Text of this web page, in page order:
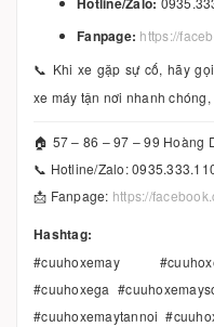
Fanpage: https://
📞 Khi xe gặp sự cố, hãy
xe máy tận nơi nhanh
🏠 57 – 86 – 97 – 99 Hoàng
📞 Hotline/Zalo:
📩 Fanpage: https://
Hashtag:
#cuuhoxemay
#cuuhoxega
#cuuhoxemaytannoi